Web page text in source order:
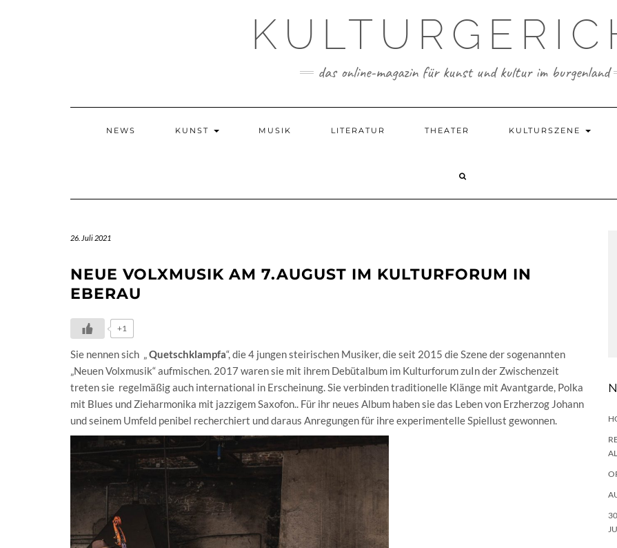
das online-magazin für kunst und kultur im burgenland
NEWS KUNST MUSIK LITERATUR THEATER KULTURSZENE
26. Juli 2021
NEUE VOLXMUSIK AM 7.AUGUST IM KULTURFORUM IN
EBERAU
+1
Sie nennen sich „Quetschklampfa“, die 4 jungen steirischen Musiker, die seit 2015 die Szene der sogenannten
„Neuen Volxmusik“ aufmischen. 2017 waren sie mit ihrem Debütalbum im Kulturforum zuIn der Zwischenzeit
treten sie regelmäßig auch international in Erscheinung. Sie verbinden traditionelle Klänge mit Avantgarde, Polka
mit Blues und Zieharmonika mit jazzigem Saxofon.. Für ihr neues Album haben sie das Leben von Erzherzog Johann
und seinem Umfeld penibel recherchiert und daraus Anregungen für ihre experimentelle Spiellust gewonnen.